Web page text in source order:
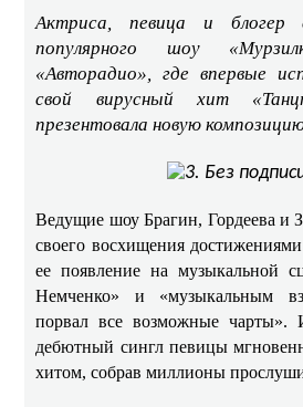
Актриса, певица и блогер
популярного шоу
«Авторадио», где впервые
свой вирусный хит
презентовала новую
Ведущие шоу Брагин, Гордеева и
своего восхищения достижениями
ее появление на музыкальной
Немченко» и «музыкальным
порвал все возможные чарты».
дебютный сингл певицы
хитом, собрав миллионы